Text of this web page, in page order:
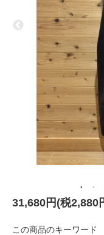
31,680円(税2,880
この商品のキーワード